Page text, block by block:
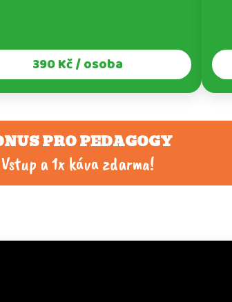
390 Kč / osoba
PRO PEDAGOGY
Vstup a 1x káva zdarma!